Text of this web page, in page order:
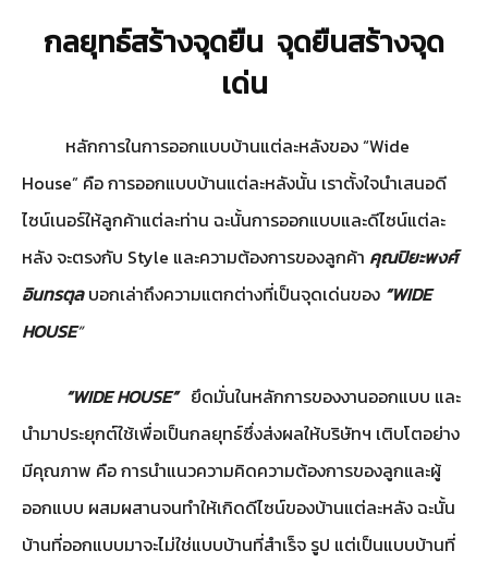
กลยุทธ์สร้างจุดยืน จุดยืนสร้างจุด
เด่น
หลักการในการออกแบบบ้านแต่ละหลังของ “Wide
House” คือ การออกแบบบ้านแต่ละหลังนั้น เราตั้งใจนำเสนอดี
ไซน์เนอร์ให้ลูกค้าแต่ละท่าน ฉะนั้นการออกแบบและดีไซน์แต่ละ
หลัง จะตรงกับ Style และความต้องการของลูกค้า คุณปิยะพงศ์
อินทรตุลบอกเล่าถึงความแตกต่างที่เป็นจุดเด่นของ “WIDE
HOUSE”
“WIDE HOUSE” ยึดมั่นในหลักการของงานออกแบบ และ
นำมาประยุกต์ใช้เพื่อเป็นกลยุทธ์ซึ่งส่งผลให้บริษัทฯ เติบโตอย่าง
มีคุณภาพ คือ การนำแนวความคิดความต้องการของลูกและผู้
ออกแบบ ผสมผสานจนทำให้เกิดดีไซน์ของบ้านแต่ละหลัง ฉะนั้น
บ้านที่ออกแบบมาจะไม่ใช่แบบบ้านที่สำเร็จ รูป แต่เป็นแบบบ้านที่